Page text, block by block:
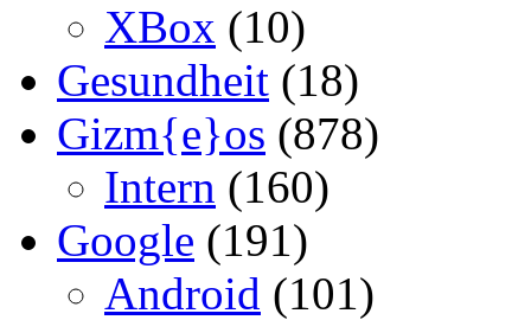
XBox (10)
Gesundheit (18)
Gizm{e}os (878)
Intern (160)
Google (191)
Android (101)